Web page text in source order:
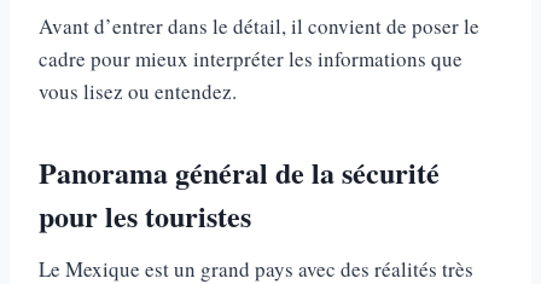
Avant d’entrer dans le détail, il convient de poser le
cadre pour mieux interpréter les informations que
vous lisez ou entendez.
Panorama général de la sécurité
pour les touristes
Le Mexique est un grand pays avec des réalités très